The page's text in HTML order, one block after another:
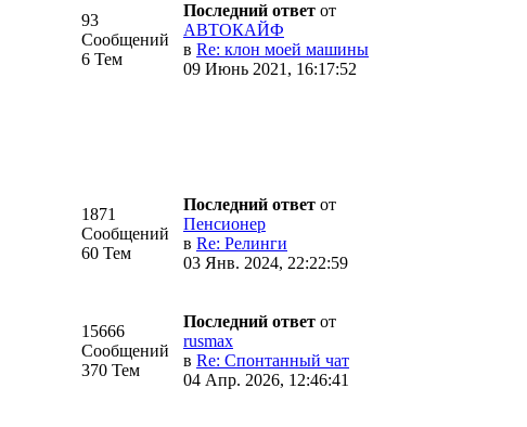
93
Сообщений
6 Тем
Последний ответ от
АВТОКАЙФ
в Re: клон моей машины
09 Июнь 2021, 16:17:52
1871
Сообщений
60 Тем
Последний ответ от
Пенсионер
в Re: Релинги
03 Янв. 2024, 22:22:59
15666
Сообщений
370 Тем
Последний ответ от
rusmax
в Re: Спонтанный чат
04 Апр. 2026, 12:46:41